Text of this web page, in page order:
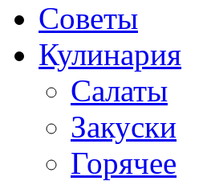
Советы
Кулинария
Салаты
Закуски
Горячее